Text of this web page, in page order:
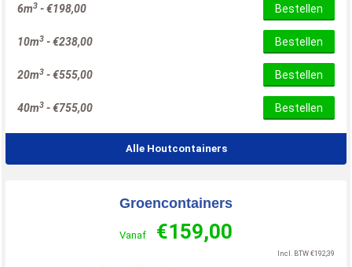
6m3 -€198,00 Bestellen
10m3 -€238,00 Bestellen
20m3 -€555,00 Bestellen
40m3 -€755,00 Bestellen
Alle Houtcontainers
Groencontainers
Vanaf €159,00
Incl. BTW €192,39